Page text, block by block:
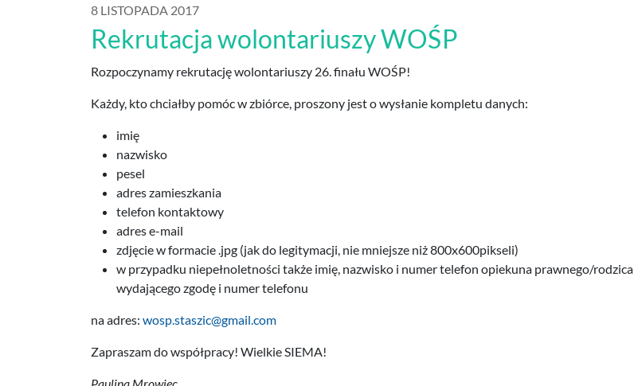
8 LISTOPADA 2017
Rekrutacja wolontariuszy WOŚP
Rozpoczynamy rekrutację wolontariuszy 26. finału WOŚP!
Każdy, kto chciałby pomóc w zbiórce, proszony jest o wysłanie kompletu danych:
imię
nazwisko
pesel
adres zamieszkania
telefon kontaktowy
adres e-mail
zdjęcie w formacie .jpg (jak do legitymacji, nie mniejsze niż 800x600pikseli)
w przypadku niepełnoletności także imię, nazwisko i numer telefon opiekuna prawnego/rodzica
wydającego zgodę i numer telefonu
na adres: wosp.staszic@gmail.com
Zapraszam do współpracy! Wielkie SIEMA!